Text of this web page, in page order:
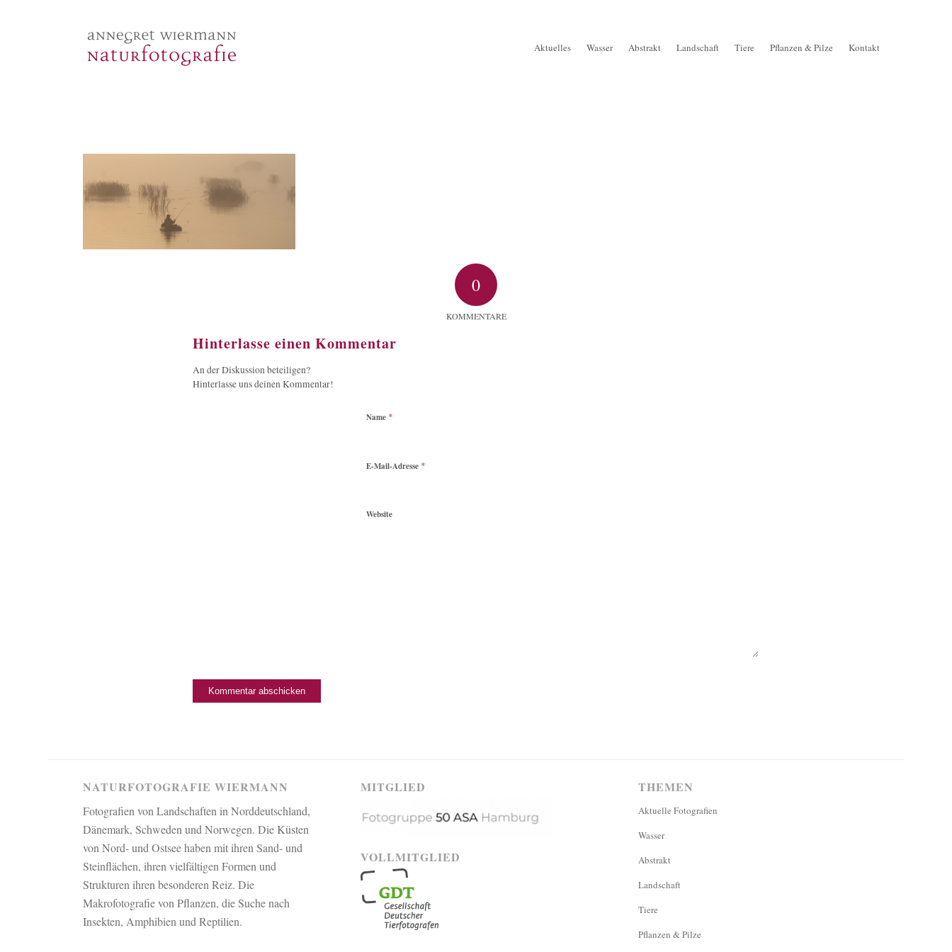
Aktuelles Wasser Abstrakt Landschaft Tiere Pflanzen & Pilze Kontakt
0
KOMMENTARE
Hinterlasse einen Kommentar
An der Diskussion beteiligen?
Hinterlasse uns deinen Kommentar!
Name *
E-Mail-Adresse *
Website
NATURFOTOGRAFIE WIERMANN
Fotografien von Landschaften in Norddeutschland,
Dänemark, Schweden und Norwegen. Die Küsten
von Nord- und Ostsee haben mit ihren Sand- und
Steinflächen, ihren vielfältigen Formen und
Strukturen ihren besonderen Reiz. Die
Makrofotografie von Pflanzen, die Suche nach
Insekten, Amphibien und Reptilien.
MITGLIED
VOLLMITGLIED
THEMEN
Aktuelle Fotografien
Wasser
Abstrakt
Landschaft
Tiere
Pflanzen & Pilze